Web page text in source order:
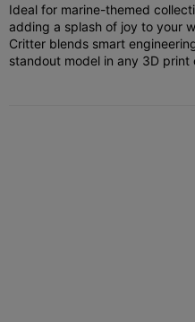
Ideal for marine-themed
adding a splash of joy to your
Critter blends smart
standout model in any 3D print